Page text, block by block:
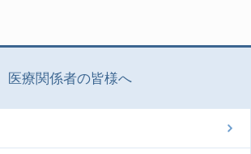
医療関係者の皆様へ